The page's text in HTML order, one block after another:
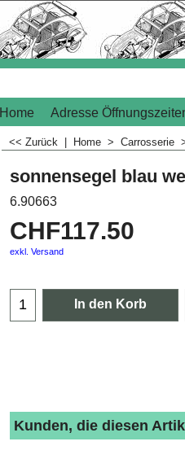
Home Adresse
<< Zurück Home > Carrosserie
sonnensegel blau
6.90663
CHF117.50
exkl. Versand
In den Korb
Kunden, die diesen